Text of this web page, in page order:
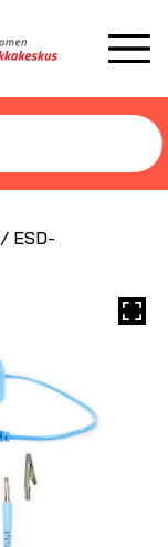
/ ESD-